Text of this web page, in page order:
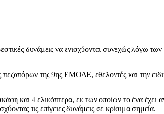
δυνάμεις να ενισχύονται συνεχώς λόγω
πεζοπόρων της 9ης ΕΜΟΔΕ, εθελοντές και την
και 4 ελικόπτερα, εκ των οποίων το ένα έχει
τις επίγειες δυνάμεις σε κρίσιμα σημεία.